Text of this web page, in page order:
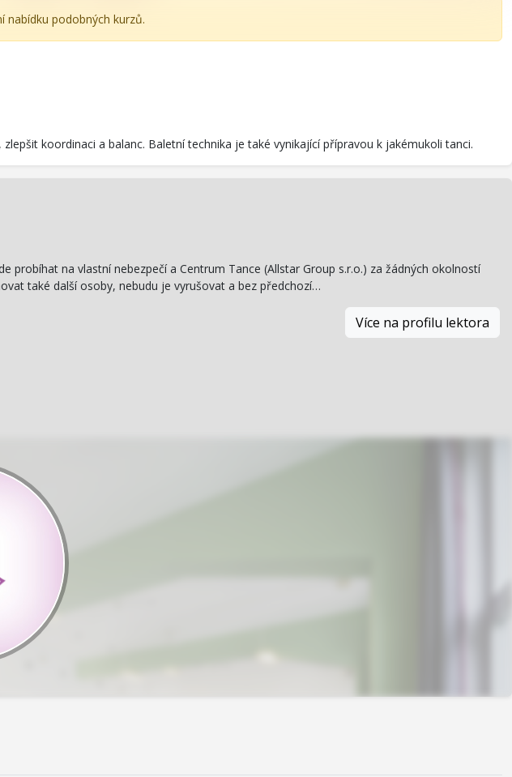
nabídku podobných kurzů.
koordinaci a balanc. Baletní technika je také vynikající přípravou k jakémukoli tanci.
na vlastní nebezpečí a Centrum Tance (Allstar Group s.r.o.) za žádných okolností
také další osoby, nebudu je vyrušovat a bez předchozí…
Více na profilu lektora